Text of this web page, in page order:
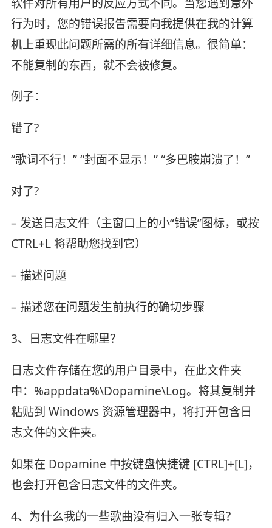
行为时，您的错误报告需要向我提供在我的计算
机上重现此问题所需的所有详细信息。很简单：
不能复制的东西，就不会被修复。
例子：
错了?
“歌词不行！” “封面不显示！” “多巴胺崩溃了！”
对了?
– 发送日志文件（主窗口上的小“错误”图标，或按
CTRL+L 将帮助您找到它）
– 描述问题
– 描述您在问题发生前执行的确切步骤
3、日志文件在哪里？
日志文件存储在您的用户目录中，在此文件夹
中：%appdata%\Dopamine\Log。将其复制并
粘贴到 Windows 资源管理器中，将打开包含日
志文件的文件夹。
如果在 Dopamine 中按键盘快捷键 [CTRL]+[L]，
也会打开包含日志文件的文件夹。
4、为什么我的一些歌曲没有归入一张专辑？